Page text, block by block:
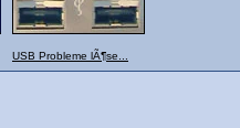
USB Probleme lÃ¶se...